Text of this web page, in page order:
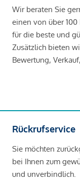
Wir beraten Sie
einen von über
für die beste und
Zusätzlich bieten
Bewertung,
Rückrufservice
Sie möchten
bei Ihnen zum
und unverbindlich.